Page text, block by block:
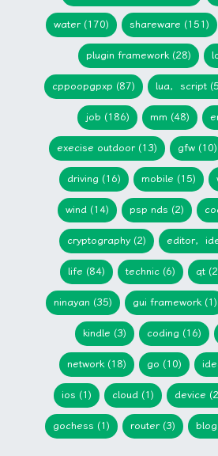
water (170) shareware (151)
plugin framework (28)
cppoopgpxp (87) lua，script
job (186) mm (48)
execise outdoor (13) gfw (10)
driving (16) mobile (15)
wind (14) psp nds (2)
cryptography (2) editor，
life (84) technic (6) qt
ninayan (35) gui framework (1)
kindle (3) coding (16)
network (18) go (10)
ios (1) cloud (1) device
gochess (1) router (3)